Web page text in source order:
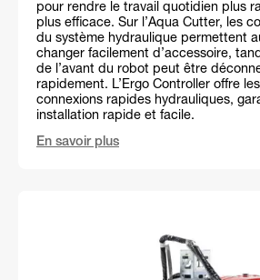
pour rendre le travail quotidien plus
plus efficace. Sur l’Aqua Cutter, les
du système hydraulique permettent
changer facilement d’accessoire,
de l’avant du robot peut être
rapidement. L’Ergo Controller offre
connexions rapides hydrauliques,
installation rapide et facile.
En savoir plus